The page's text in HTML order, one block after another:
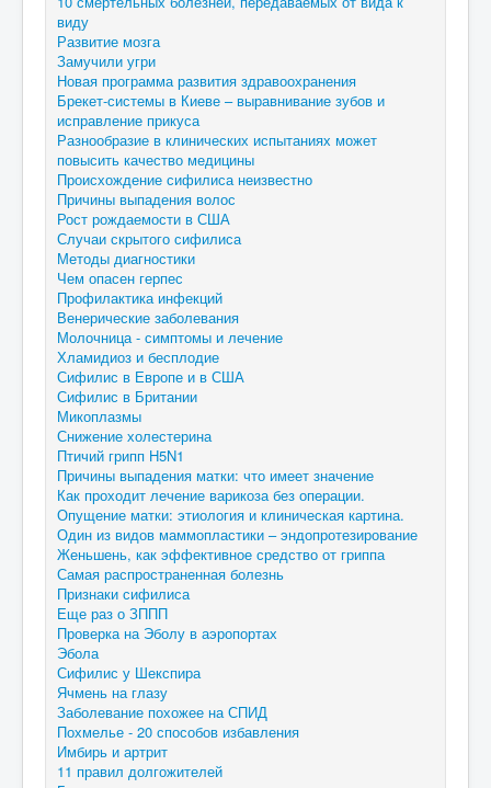
виду
Развитие мозга
Замучили угри
Новая программа развития здравоохранения
Брекет-системы в Киеве – выравнивание зубов и
исправление прикуса
Разнообразие в клинических испытаниях может
повысить качество медицины
Происхождение сифилиса неизвестно
Причины выпадения волос
Рост рождаемости в США
Случаи скрытого сифилиса
Методы диагностики
Чем опасен герпес
Профилактика инфекций
Венерические заболевания
Молочница - симптомы и лечение
Хламидиоз и бесплодие
Сифилис в Европе и в США
Сифилис в Британии
Микоплазмы
Снижение холестерина
Птичий грипп H5N1
Причины выпадения матки: что имеет значение
Как проходит лечение варикоза без операции.
Опущение матки: этиология и клиническая картина.
Один из видов маммопластики – эндопротезирование
Женьшень, как эффективное средство от гриппа
Самая распространенная болезнь
Признаки сифилиса
Еще раз о ЗППП
Проверка на Эболу в аэропортах
Эбола
Сифилис у Шекспира
Ячмень на глазу
Заболевание похожее на СПИД
Похмелье - 20 способов избавления
Имбирь и артрит
11 правил долгожителей